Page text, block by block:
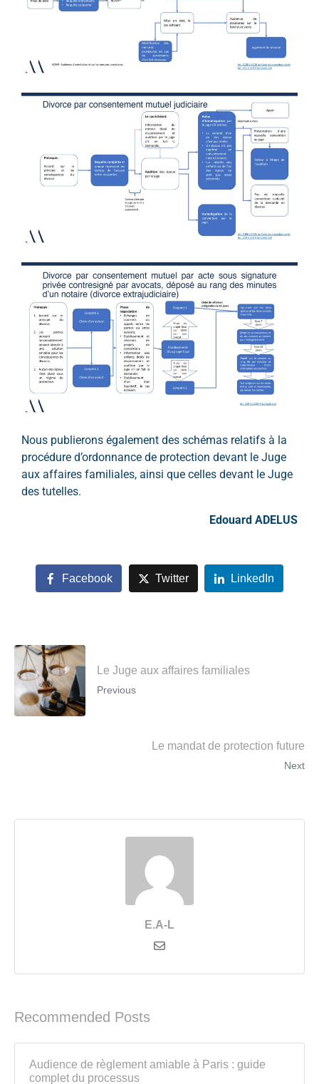
Nous publierons également des schémas relatifs à la
procédure d’ordonnance de protection devant le Juge
aux affaires familiales, ainsi que celles devant le Juge
des tutelles.
Edouard ADELUS
Facebook Twitter LinkedIn
Le Juge aux affaires familiales
Previous
Le mandat de protection future
Next
E.A-L
Recommended Posts
Audience de règlement amiable à Paris : guide
complet du processus